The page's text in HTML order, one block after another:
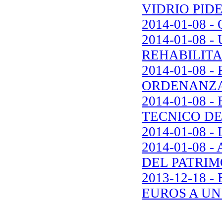
VIDRIO
2014-01-08 -
2014-01-08
2014-01-08 -
2014-01-08 -
TECNICO
2014-01-08 -
2014-01-08 -
DEL
2013-12-18 -
EUROS A